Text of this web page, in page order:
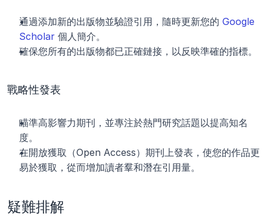
通過添加新的出版物並驗證引用，隨時更新您的 Google
Scholar 個人簡介。
確保您所有的出版物都已正確鏈接，以反映準確的指標。
戰略性發表
瞄準高影響力期刊，並專注於熱門研究話題以提高知名
度。
在開放獲取（Open Access）期刊上發表，使您的作品更
易於獲取，從而增加讀者羣和潛在引用量。
疑難排解